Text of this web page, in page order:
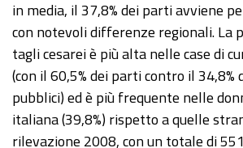
in media, il 37,8% dei parti avviene
con notevoli differenze regionali. La
tagli cesarei è più alta nelle case di
(con il 60,5% dei parti contro il 34,8%
pubblici) ed è più frequente nelle
italiana (39,8%) rispetto a quelle
rilevazione 2008, con un totale di